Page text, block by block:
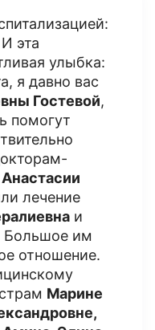
эта
улыбка:
я давно вас
Гостевой,
помогут
лечение
и
Большое им
отношение.
Марине